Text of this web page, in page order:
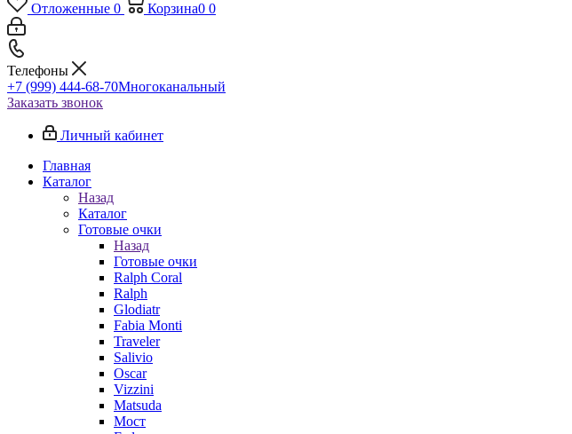
Отложенные 0 Корзина0 0
Телефоны
+7 (999) 444-68-70Многоканальный
Заказать звонок
Личный кабинет
Главная
Каталог
Назад
Каталог
Готовые очки
Назад
Готовые очки
Ralph Coral
Ralph
Glodiatr
Fabia Monti
Traveler
Salivio
Oscar
Vizzini
Matsuda
Мост